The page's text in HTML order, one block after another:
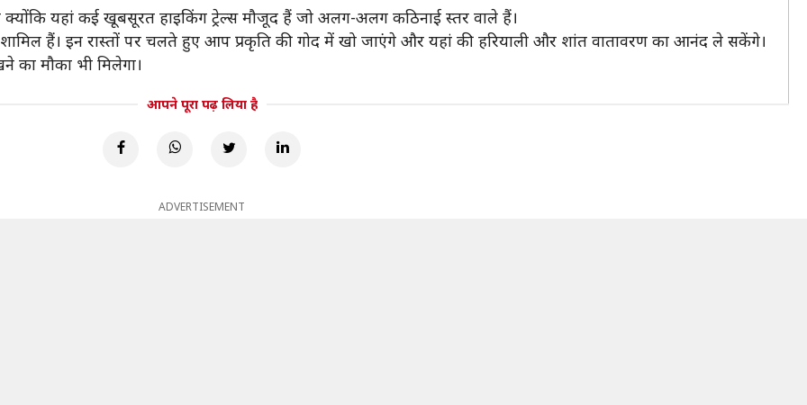
क्योंकि यहां कई खूबसूरत हाइकिंग ट्रेल्स मौजूद हैं जो अलग-अलग कठिनाई स्तर वाले हैं।
हैं। इन रास्तों पर चलते हुए आप प्रकृति की गोद में खो जाएंगे और यहां की हरियाली और शांत वातावरण का आनंद ले सकेंगे।
का मौका भी मिलेगा।
आपने पूरा पढ़ लिया है
ADVERTISEMENT